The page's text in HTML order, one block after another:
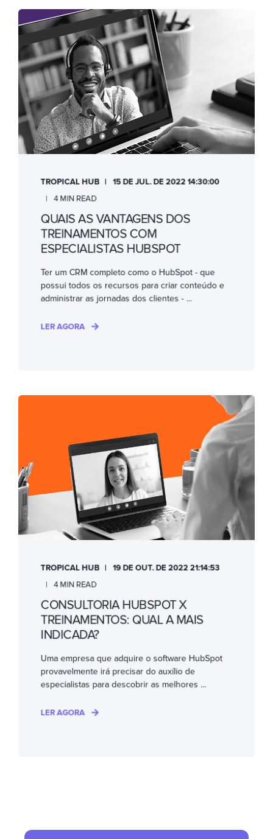
TROPICAL HUB 15 DE JUL. DE 2022 14:30:00
4 MIN READ
QUAIS AS VANTAGENS DOS
TREINAMENTOS COM
ESPECIALISTAS HUBSPOT
Ter um CRM completo como o HubSpot - que
possui todos os recursos para criar conteúdo e
administrar as jornadas dos clientes - ...
LER AGORA
TROPICAL HUB 19 DE OUT. DE 2022 21:14:53
4 MIN READ
CONSULTORIA HUBSPOT X
TREINAMENTOS: QUAL A MAIS
INDICADA?
Uma empresa que adquire o software HubSpot
provavelmente irá precisar do auxílio de
especialistas para descobrir as melhores ...
LER AGORA